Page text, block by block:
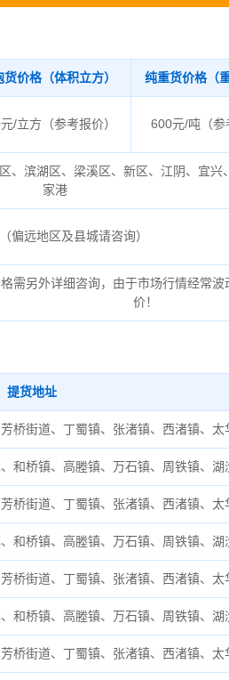
货价格（体积立方） 纯重货价格（
/立方（参考报价） 600元/吨（参
、滨湖区、梁溪区、新区、江阴、宜兴
家港
偏远地区及县城请咨询）
需另外详细咨询，由于市场行情经常
价！
提货地址
桥街道、丁蜀镇、张渚镇、西渚镇、太
和桥镇、高塍镇、万石镇、周铁镇、湖
桥街道、丁蜀镇、张渚镇、西渚镇、太
和桥镇、高塍镇、万石镇、周铁镇、湖
桥街道、丁蜀镇、张渚镇、西渚镇、太
和桥镇、高塍镇、万石镇、周铁镇、湖
桥街道、丁蜀镇、张渚镇、西渚镇、太